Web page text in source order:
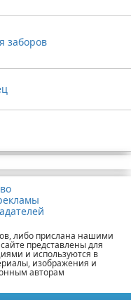
заборов
либо прислана нашими
представлены для
и используются в
изображения и
авторам